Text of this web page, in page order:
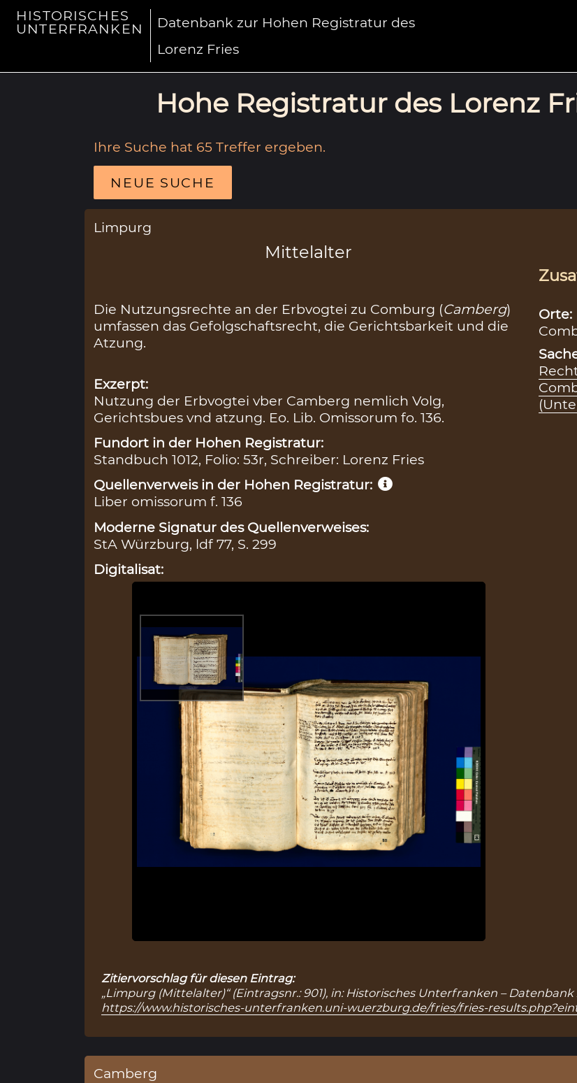
HISTORISCHES
UNTERFRANKEN
Datenbank zur Hohen Registratur des
Lorenz Fries
Hohe Registratur des Lorenz
Ihre Suche hat 65 Treffer ergeben.
NEUE SUCHE
Limpurg
Mittelalter
Die Nutzungsrechte an der Erbvogtei zu Comburg (Camberg)
umfassen das Gefolgschaftsrecht, die Gerichtsbarkeit und die
Atzung.
Exzerpt:
Nutzung der Erbvogtei vber Camberg nemlich Volg,
Gerichtsbues vnd atzung. Eo. Lib. Omissorum fo. 136.
Fundort in der Hohen Registratur:
Standbuch 1012, Folio: 53r, Schreiber: Lorenz Fries
Quellenverweis in der Hohen Registratur:
Liber omissorum f. 136
Moderne Signatur des Quellenverweises:
StA Würzburg, ldf 77, S. 299
Digitalisat:
Orte:
Zitiervorschlag für diesen Eintrag:
„Limpurg (Mittelalter)“ (Eintragsnr.: 901), in: Historisches Unterfranken –
https://www.historisches-unterfranken.uni-wuerzburg.de/fries/fries-
Camberg